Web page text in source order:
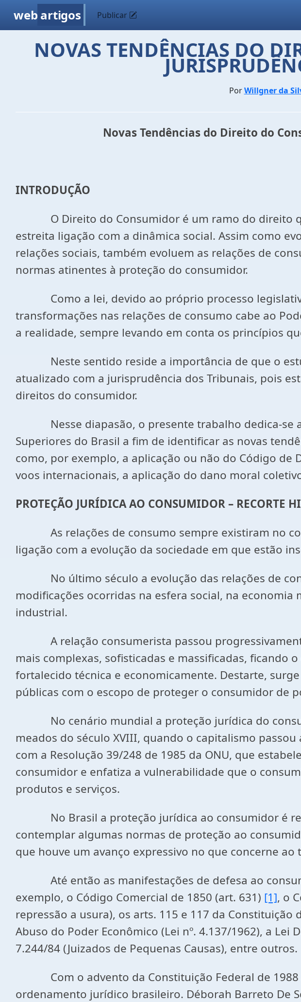
web artigos Publicar
NOVAS TENDÊNCIAS DO
PorWillgner da
Novas Tendências do Direito do
INTRODUÇÃO
O Direito do Consumidor é um ramo do direito
estreita ligação com a dinâmica social. Assim como
relações sociais, também evoluem as relações de
normas atinentes à proteção do consumidor.
Como a lei, devido ao próprio processo
transformações nas relações de consumo cabe ao
a realidade, sempre levando em conta os princípios
Neste sentido reside a importância de que o
atualizado com a jurisprudência dos Tribunais, pois
direitos do consumidor.
Nesse diapasão, o presente trabalho dedica-se a
Superiores do Brasil a fim de identificar as novas
como, por exemplo, a aplicação ou não do Código de
voos internacionais, a aplicação do dano moral
PROTEÇÃO JURÍDICA AO CONSUMIDOR – RECORTE
As relações de consumo sempre existiram no
ligação com a evolução da sociedade em que estão
No último século a evolução das relações de
modificações ocorridas na esfera social, na
industrial.
A relação consumerista passou
mais complexas, sofisticadas e massificadas,
fortalecido técnica e economicamente. Destarte,
públicas com o escopo de proteger o consumidor de
No cenário mundial a proteção jurídica do
meados do século XVIII, quando o capitalismo
com a Resolução 39/248 de 1985 da ONU, que
consumidor e enfatiza a vulnerabilidade que o
produtos e serviços.
No Brasil a proteção jurídica ao consumidor é
contemplar algumas normas de proteção ao
que houve um avanço expressivo no que concerne ao
Até então as manifestações de defesa ao
exemplo, o Código Comercial de 1850 (art. 631) [1], o
repressão a usura), os arts. 115 e 117 da Constituição
Abuso do Poder Econômico (Lei nº. 4.137/1962), a
7.244/84 (Juizados de Pequenas Causas), entre outros.
Com o advento da Constituição Federal de 1988
ordenamento jurídico brasileiro. Déborah Barreto De